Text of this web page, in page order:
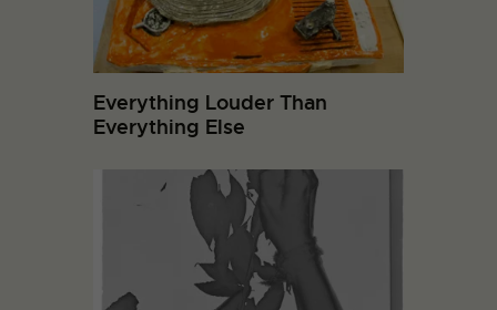
Everything Louder Than
Everything Else